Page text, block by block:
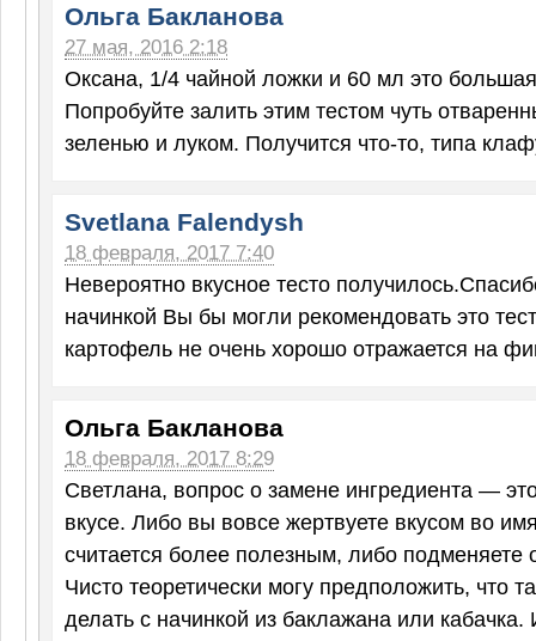
Ольга Бакланова
27 мая, 2016 2:18
Оксана, 1/4 чайной ложки и 60 мл это
Попробуйте залить этим тестом чуть
зеленью и луком. Получится что-то, типа
Svetlana Falendysh
18 февраля, 2017 7:40
Невероятно вкусное тесто
начинкой Вы бы могли рекомендовать это
картофель не очень хорошо отражается на
Ольга Бакланова
18 февраля, 2017 8:29
Светлана, вопрос о замене ингредиента —
вкусе. Либо вы вовсе жертвуете вкусом во
считается более полезным, либо подменяете
Чисто теоретически могу предположить, что
делать с начинкой из баклажана или кабачка.